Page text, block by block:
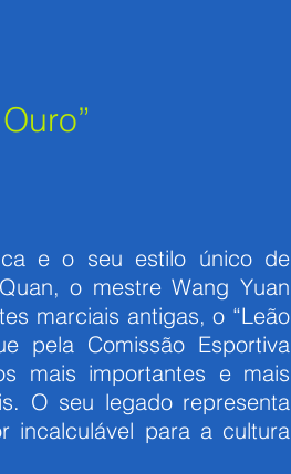
e o seu estilo único de
o mestre Wang Yuan
marciais antigas, o “Leão
pela Comissão Esportiva
mais importantes e mais
O seu legado representa
incalculável para a cultura